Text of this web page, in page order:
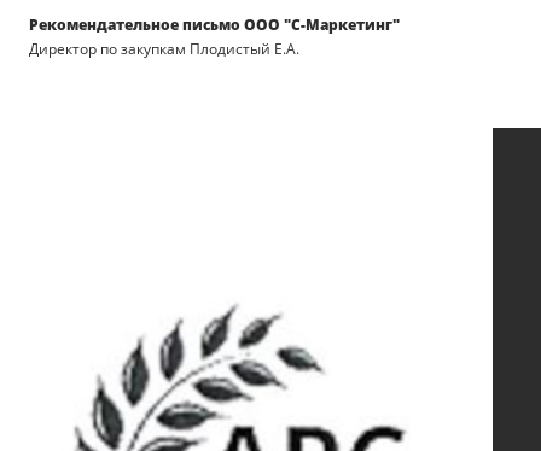
Рекомендательное письмо ООО "С-Маркетинг"
Директор по закупкам Плодистый Е.А.